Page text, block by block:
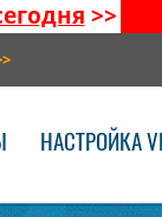
>>
НАСТРОЙКА